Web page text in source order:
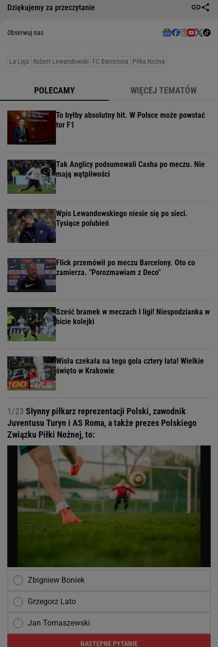
Dziękujemy za przeczytanie
Obserwuj nas
La Liga Robert Lewandowski FC Barcelona Piłka Nożna
POLECAMY WIĘCEJ TEMATÓW
To byłby absolutny hit. W Polsce może powstać
tor F1
Tak Anglicy podsumowali Casha po meczu. Nie
mają wątpliwości
Wpis Lewandowskiego niesie się po sieci.
Tysiące polubień
Flick przemówił po meczu Barcelony. Oto co
zamierza. "Porozmawiam z Deco"
Sześć bramek w meczach I ligi! Niespodzianka w
hicie kolejki
Wisła czekała na tego gola cztery lata! Wielkie
święto w Krakowie
1/23 Słynny piłkarz reprezentacji Polski, zawodnik
Juventusu Turyn i AS Roma, a także prezes Polskiego
Związku Piłki Nożnej, to:
Zbigniew Boniek
Grzegorz Lato
Jan Tomaszewski
NASTĘPNE PYTANIE